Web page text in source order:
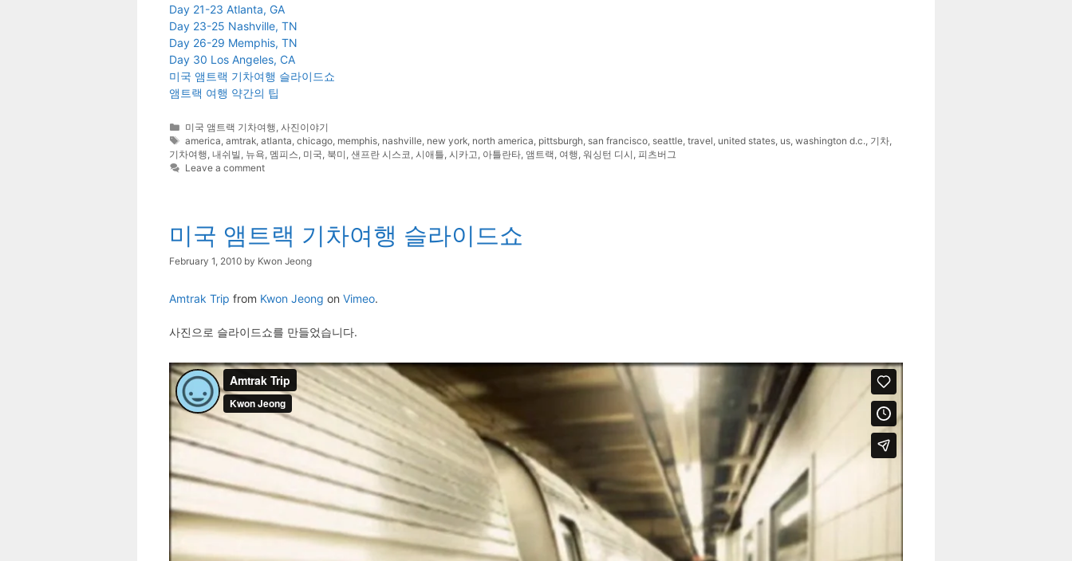
Day 21-23 Atlanta, GA
Day 23-25 Nashville, TN
Day 26-29 Memphis, TN
Day 30 Los Angeles, CA
미국 앰트랙 기차여행 슬라이드쇼
앰트랙 여행 약간의 팁
Categories
미국 앰트랙 기차여행 ,사진이야기
Tags
america ,amtrak ,atlanta ,chicago memphis nashville new york north america pittsburgh san francisco seattle ,travel united states us ,washington d.c. 기차
기차여행 내쉬빌 뉴욕 멤피스 미국 북미 샌프란 시스코 시애틀 시카고 아틀란타 앰트랙 여행 워싱턴 디시 피츠버그
Leave a comment
미국 앰트랙 기차여행 슬라이드쇼
February 1, 2010 by Kwon Jeong
Amtrak Trip from Kwon Jeong on Vimeo.
사진으로 슬라이드쇼를 만들었습니다.